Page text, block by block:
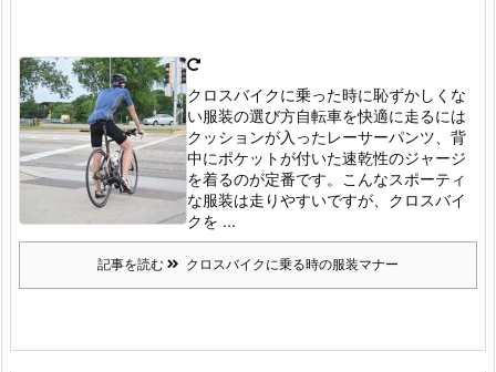
クロスバイクに乗った時に恥ずかしくな
い服装の選び方自転車を快適に走るには
クッションが入ったレーサーパンツ、背
中にポケットが付いた速乾性のジャージ
を着るのが定番です。
こんなスポーティ
な服装は走りやすいですが、クロスバイ
クを ...
記事を読む クロスバイクに乗る時の服装マナー